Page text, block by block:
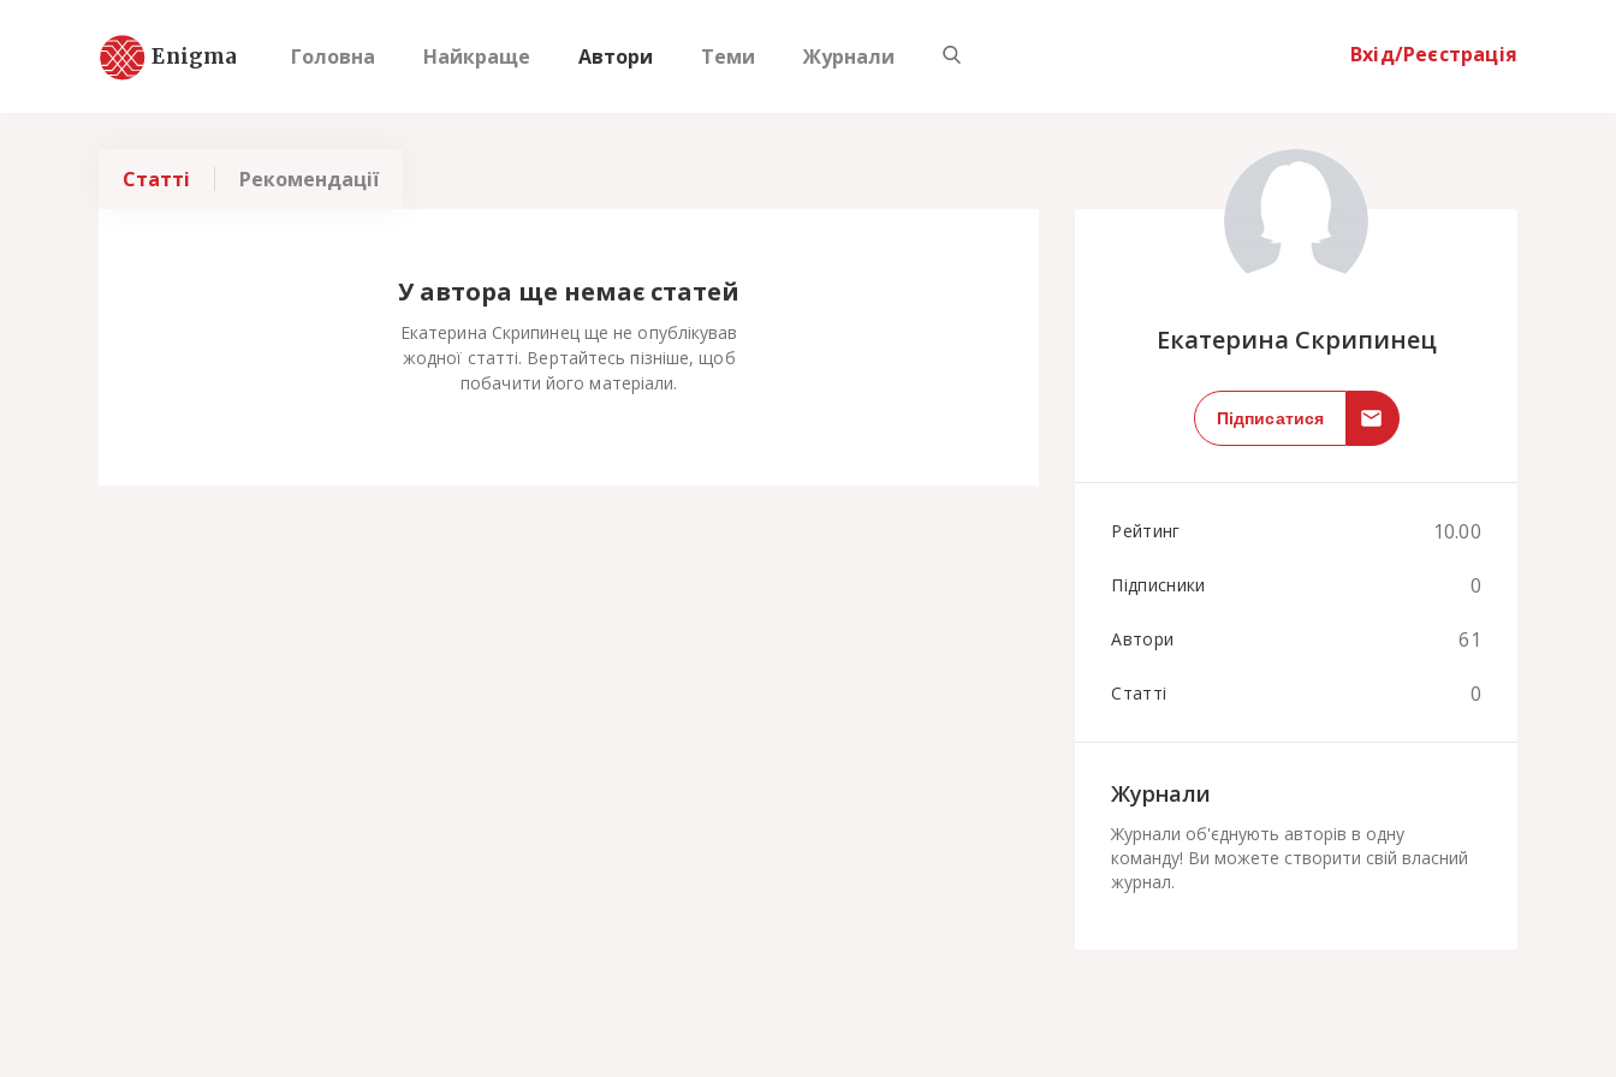
Enigma Головна Найкраще Автори Теми Журнали Вхід/Реєстрація
Екатерина Скрипинец
Підписатися
Рейтинг 10.00
Підписники 0
Автори 61
Статті 0
Журнали
Журнали об'єднують авторів в одну
команду! Ви можете створити свій власний
журнал.
Статті Рекомендації
У автора ще немає статей
Екатерина Скрипинец ще не опублікував
жодної статті. Вертайтесь пізніше, щоб
побачити його матеріали.